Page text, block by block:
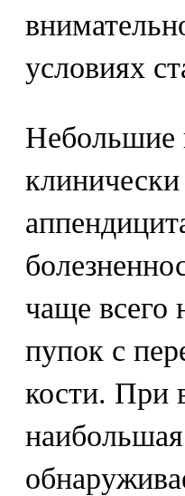
условиях
Небольшие
чаще всего
пупок с
кости. При